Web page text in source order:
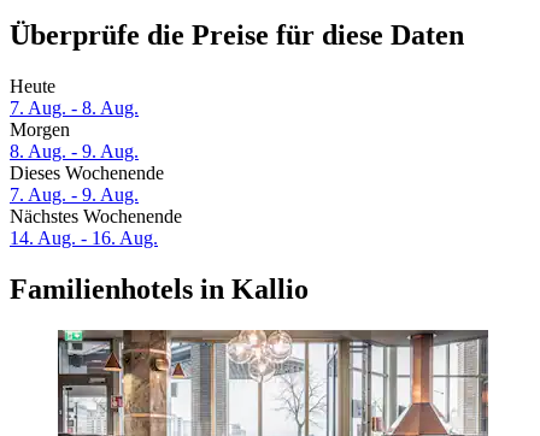
Überprüfe die Preise für diese Daten
Heute
7. Aug. - 8. Aug.
Morgen
8. Aug. - 9. Aug.
Dieses Wochenende
7. Aug. - 9. Aug.
Nächstes Wochenende
14. Aug. - 16. Aug.
Familienhotels in Kallio